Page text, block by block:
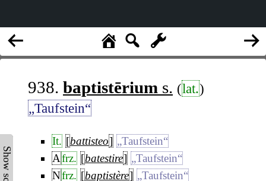
938. baptistērium s. (lat.)
„Taufstein“
It. [battisteo] „Taufstein“
Afrz. [batestire] „Taufstein“
Nfrz. [baptistère] „Taufstein“